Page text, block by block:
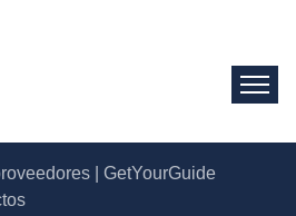
| GetYourGuide